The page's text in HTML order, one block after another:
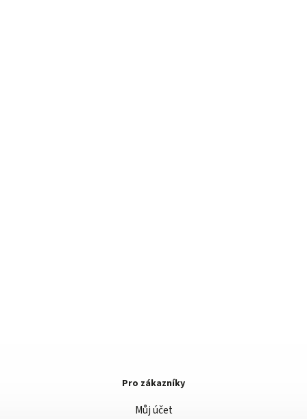
Pro zákazníky
Můj účet